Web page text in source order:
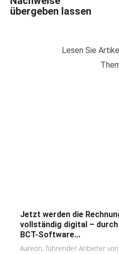
übergeben lassen
Lesen Sie
Jetzt werden die
vollständig digital –
BCT-Software...
Aareon, führender Anbieter